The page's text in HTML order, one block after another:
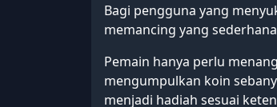
Bagi pengguna yang
memancing yang
Pemain hanya perlu
mengumpulkan koin
menjadi hadiah sesuai